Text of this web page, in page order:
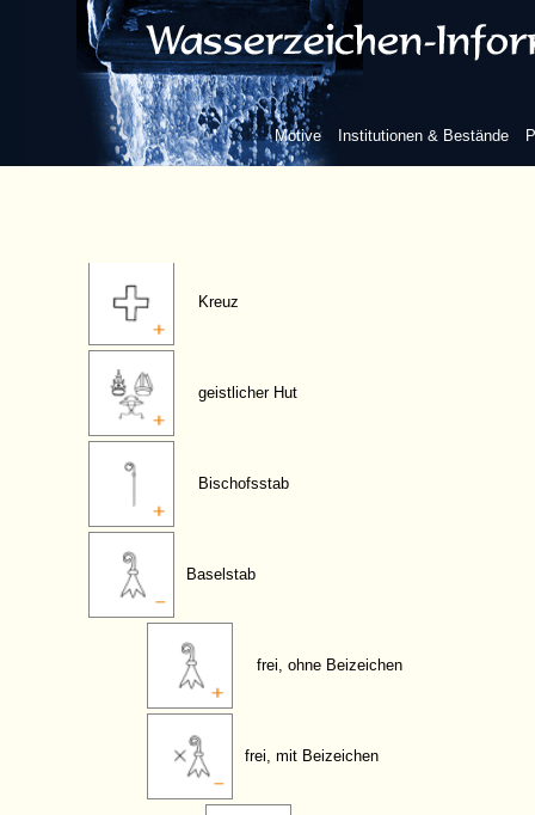
Motive Institutionen & Bestände
Berge/Himmelskörper
Realien
Kreuz
geistlicher Hut
Bischofsstab
Baselstab
frei, ohne Beizeichen
frei, mit Beizeichen